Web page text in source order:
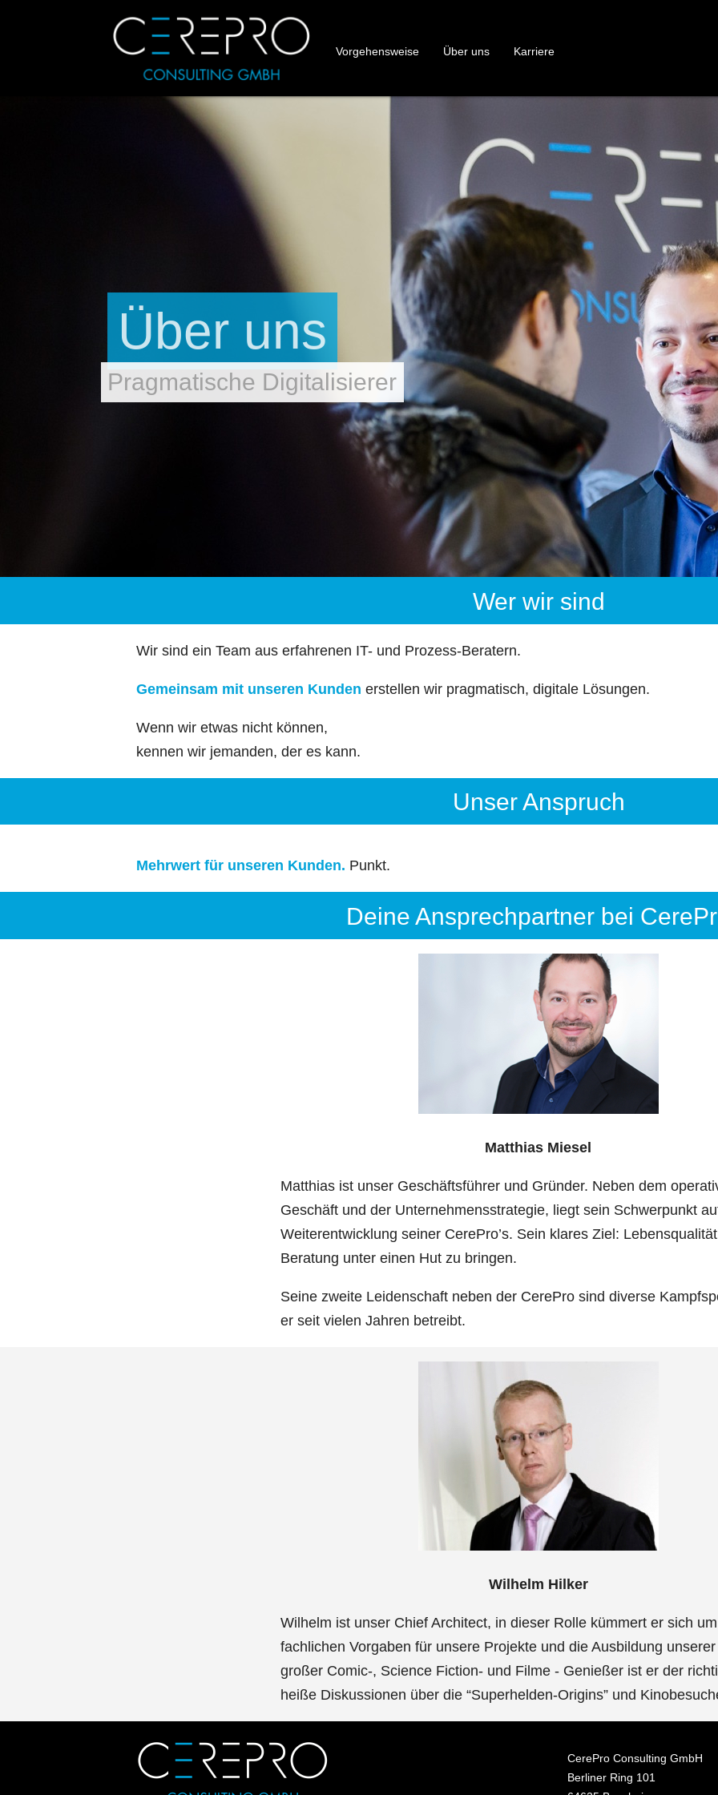
Vorgehensweise Über uns Karriere
Über uns
Pragmatische Digitalisierer
Wer wir sind
Wir sind ein Team aus erfahrenen IT- und Prozess-Beratern.
Gemeinsam mit unseren Kunden erstellen wir pragmatisch, digitale Lösungen.
Wenn wir etwas nicht können,
kennen wir jemanden, der es kann.
Unser Anspruch
Mehrwert für unseren Kunden. Punkt.
Deine Ansprechpartner bei
Matthias Miesel
Matthias ist unser Geschäftsführer und Gründer. Neben dem
Geschäft und der Unternehmensstrategie, liegt sein Schwerpunkt
Weiterentwicklung seiner CerePro’s. Sein klares Ziel:
Beratung unter einen Hut zu bringen.
Seine zweite Leidenschaft neben der CerePro sind diverse
er seit vielen Jahren betreibt.
Wilhelm Hilker
Wilhelm ist unser Chief Architect, in dieser Rolle kümmert er sich
fachlichen Vorgaben für unsere Projekte und die Ausbildung
großer Comic-, Science Fiction- und Filme - Genießer ist er der
heiße Diskussionen über die “Superhelden-Origins” und
CerePro Consulting GmbH
Berliner Ring 101